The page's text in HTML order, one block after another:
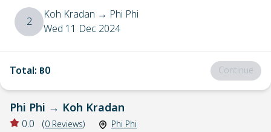
2 Koh Kradan → Phi Phi
Wed 11 Dec 2024
Total: ฿0 Continue
Phi Phi → Koh Kradan
0.0 (0 Reviews) Phi Phi